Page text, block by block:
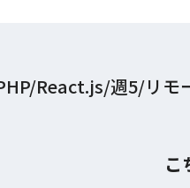
React.js/週5/リモ
こ